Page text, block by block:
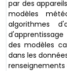
par des
modèles
algorithmes
des modèles
dans les
renseignements